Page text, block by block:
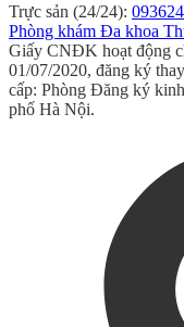
Trực sản (24/24):
Phòng khám Đa khoa
Giấy CNĐK hoạt động
01/07/2020, đăng ký
cấp: Phòng Đăng ký
phố Hà Nội.